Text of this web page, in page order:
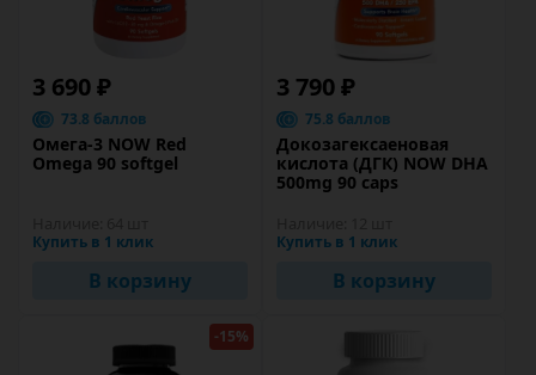
3 690 ₽
73.8 баллов
Омега-3 NOW Red
Omega 90 softgel
Купить в 1 клик
В корзину
3 790 ₽
75.8 баллов
Докозагексаеновая
кислота (ДГК) NOW DHA
500mg 90 caps
Купить в 1 клик
В корзину
-15%